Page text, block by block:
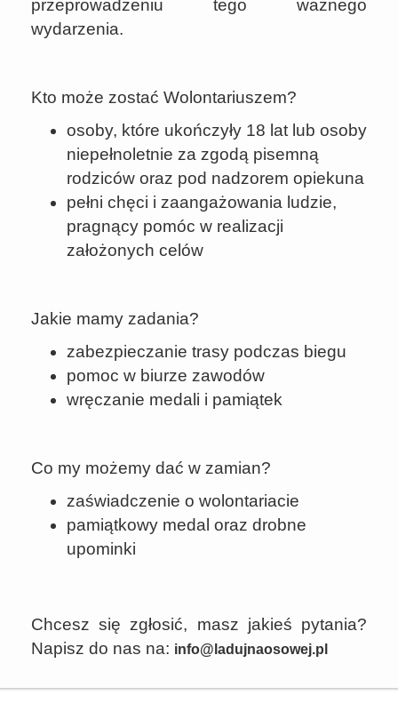
przeprowadzeniu tego ważnego
wydarzenia.
Kto może zostać Wolontariuszem?
osoby, które ukończyły 18 lat lub osoby
niepełnoletnie za zgodą pisemną
rodziców oraz pod nadzorem opiekuna
pełni chęci i zaangażowania ludzie,
pragnący pomóc w realizacji
założonych celów
Jakie mamy zadania?
zabezpieczanie trasy podczas biegu
pomoc w biurze zawodów
wręczanie medali i pamiątek
Co my możemy dać w zamian?
zaświadczenie o wolontariacie
pamiątkowy medal oraz drobne
upominki
Chcesz się zgłosić, masz jakieś pytania?
Napisz do nas na: info@ladujnaosowej.pl